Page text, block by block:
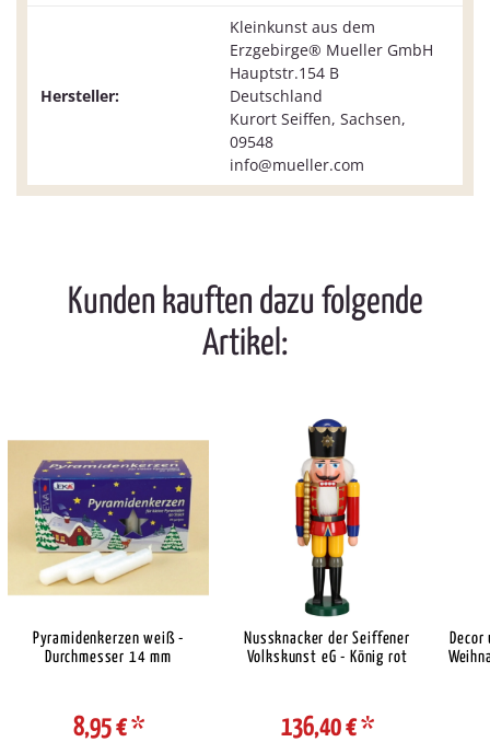
Hersteller:
Kleinkunst aus dem
Erzgebirge® Mueller GmbH
Hauptstr.154 B
Deutschland
Kurort Seiffen, Sachsen,
09548
info@mueller.com
Kunden kauften dazu folgende
Artikel:
Pyramidenkerzen weiß -
Durchmesser 14 mm
8,95 €*
Nussknacker der Seiffener
Volkskunst eG - König rot
136,40 €*